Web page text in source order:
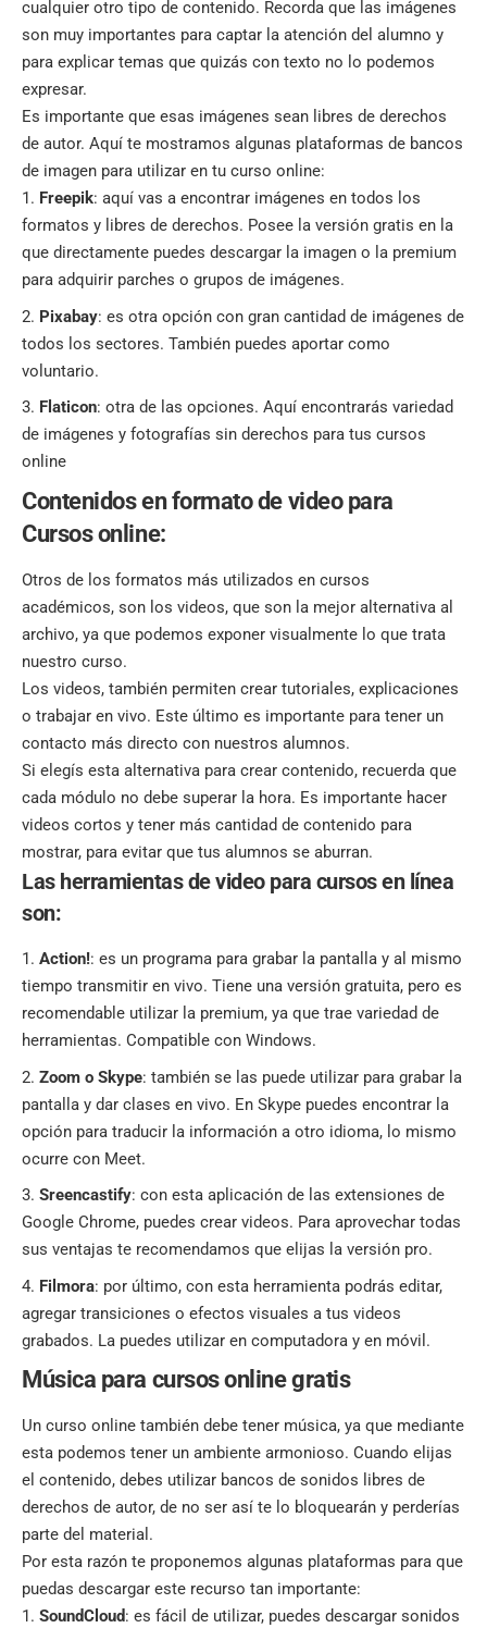
cualquier otro tipo de contenido. Recorda que las imágenes
son muy importantes para captar la atención del alumno y
para explicar temas que quizás con texto no lo podemos
expresar.
Es importante que esas imágenes sean libres de derechos
de autor. Aquí te mostramos algunas plataformas de bancos
de imagen para utilizar en tu curso online:
Freepik: aquí vas a encontrar imágenes en todos los
formatos y libres de derechos. Posee la versión gratis en la
que directamente puedes descargar la imagen o la premium
para adquirir parches o grupos de imágenes.
Pixabay: es otra opción con gran cantidad de imágenes de
todos los sectores. También puedes aportar como
voluntario.
Flaticon: otra de las opciones. Aquí encontrarás variedad
de imágenes y fotografías sin derechos para tus cursos
online
Contenidos en formato de video para
Cursos online:
Otros de los formatos más utilizados en cursos
académicos, son los videos, que son la mejor alternativa al
archivo, ya que podemos exponer visualmente lo que trata
nuestro curso.
Los videos, también permiten crear tutoriales, explicaciones
o trabajar en vivo. Este último es importante para tener un
contacto más directo con nuestros alumnos.
Si elegís esta alternativa para crear contenido, recuerda que
cada módulo no debe superar la hora. Es importante hacer
videos cortos y tener más cantidad de contenido para
mostrar, para evitar que tus alumnos se aburran.
Las herramientas de video para cursos en línea
son:
Action!: es un programa para grabar la pantalla y al mismo
tiempo transmitir en vivo. Tiene una versión gratuita, pero es
recomendable utilizar la premium, ya que trae variedad de
herramientas. Compatible con Windows.
Zoom o Skype: también se las puede utilizar para grabar la
pantalla y dar clases en vivo. En Skype puedes encontrar la
opción para traducir la información a otro idioma, lo mismo
ocurre con Meet.
Sreencastify: con esta aplicación de las extensiones de
Google Chrome, puedes crear videos. Para aprovechar todas
sus ventajas te recomendamos que elijas la versión pro.
Filmora: por último, con esta herramienta podrás editar,
agregar transiciones o efectos visuales a tus videos
grabados. La puedes utilizar en computadora y en móvil.
Música para cursos online gratis
Un curso online también debe tener música, ya que mediante
esta podemos tener un ambiente armonioso. Cuando elijas
el contenido, debes utilizar bancos de sonidos libres de
derechos de autor, de no ser así te lo bloquearán y perderías
parte del material.
Por esta razón te proponemos algunas plataformas para que
puedas descargar este recurso tan importante:
SoundCloud: es fácil de utilizar, puedes descargar sonidos